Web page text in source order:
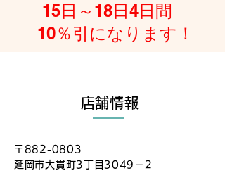
15日～18日4日間
10％引になります！
​店舗情報
​〒882-0803
延岡市大貫町3丁目3049－2